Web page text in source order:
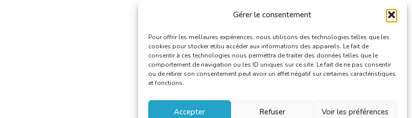
Gérer le consentement
Pour offrir les meilleures expériences, nous utilisons des technologies telles que les
cookies pour stocker et/ou accéder aux informations des appareils. Le fait de
consentir à ces technologies nous permettra de traiter des données telles que le
comportement de navigation ou les ID uniques sur ce site. Le fait de ne pas consentir
ou de retirer son consentement peut avoir un effet négatif sur certaines caractéristiques
et fonctions.
Accepter Refuser Voir les préférences